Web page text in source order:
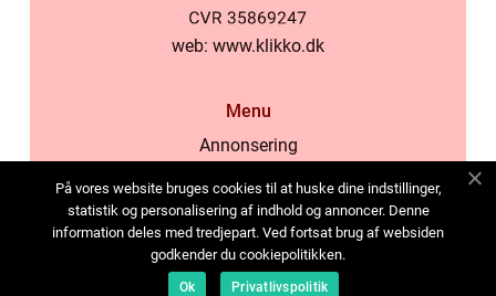
web: www.klikko.dk
Menu
Annonsering
Cookies
Kontakta oss
Sitemap
På vores website bruges cookies til at huske dine indstillinger,
statistik og personalisering af indhold og annoncer. Denne
information deles med tredjepart. Ved fortsat brug af websiden
godkender du cookiepolitikken.
Ok Privatlivspolitik